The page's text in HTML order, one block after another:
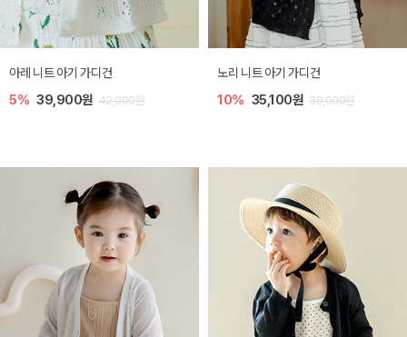
[SIZE ~6Y] 로메이 라운지 셋업
10% 23,400원 26,000원
밀라 아기 원피스
20% 27,200원 34,000원